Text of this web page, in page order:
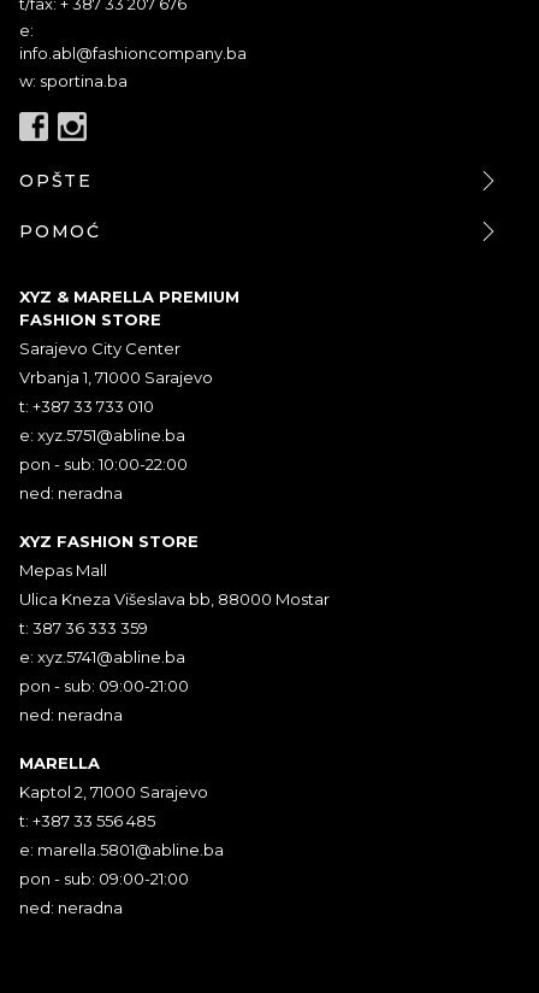
e:
info.abl@fashioncompany.ba
w: sportina.ba
OPŠTE
POMOĆ
XYZ & MARELLA PREMIUM
FASHION STORE
Sarajevo City Center
Vrbanja 1, 71000 Sarajevo
t: +387 33 733 010
e: xyz.5751@abline.ba
pon - sub: 10:00-22:00
ned: neradna
XYZ FASHION STORE
Mepas Mall
Ulica Kneza Višeslava bb, 88000 Mostar
t: 387 36 333 359
e: xyz.5741@abline.ba
pon - sub: 09:00-21:00
ned: neradna
MARELLA
Kaptol 2, 71000 Sarajevo
t: +387 33 556 485
e: marella.5801@abline.ba
pon - sub: 09:00-21:00
ned: neradna